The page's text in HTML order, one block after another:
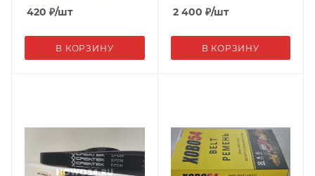
420 ₽/шт
В КОРЗИНУ
2 400 ₽/шт
В КОРЗИНУ